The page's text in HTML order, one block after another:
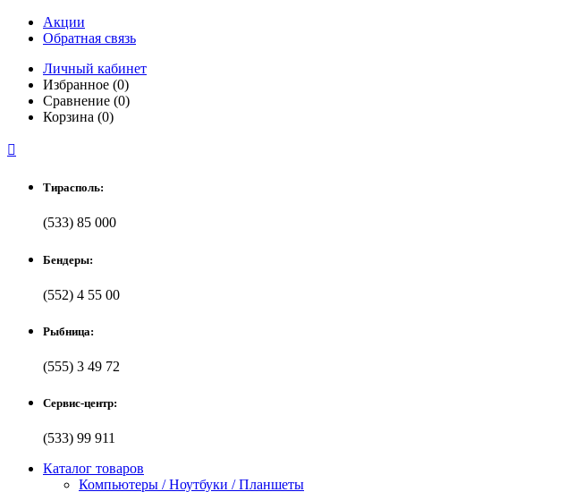
Акции
Обратная связь
Личный кабинет
Избранное (0)
Сравнение (0)
Корзина (0)

Тирасполь:
(533) 85 000
Бендеры:
(552) 4 55 00
Рыбница:
(555) 3 49 72
Сервис-центр:
(533) 99 911
Каталог товаров
Компьютеры / Ноутбуки / Планшеты